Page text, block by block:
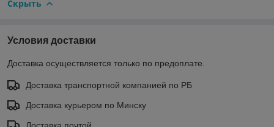
Скрыть
Условия доставки
Доставка осуществляется только по предоплате.
Доставка транспортной компанией по РБ
Доставка курьером по Минску
Доставка почтой